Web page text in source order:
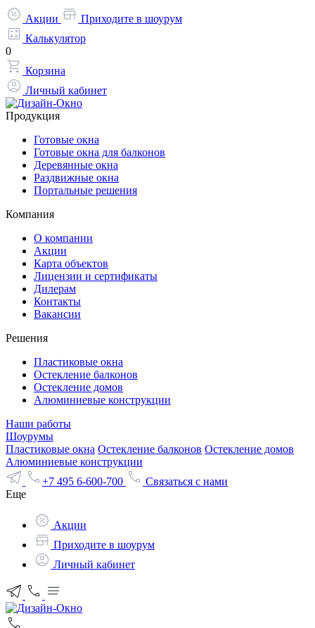
Акции
Приходите в шоурум
Калькулятор
0
Корзина
Личный кабинет
Продукция
Готовые окна
Готовые окна для балконов
Деревянные окна
Раздвижные окна
Портальные решения
Компания
О компании
Акции
Карта объектов
Лицензии и сертификаты
Дилерам
Контакты
Вакансии
Решения
Пластиковые окна
Остекление балконов
Остекление домов
Алюминиевые конструкции
Наши работы
Шоурумы
Пластиковые окна Остекление балконов Остекление домов
Алюминиевые конструкции
+7 495 6-600-700
Связаться с нами
Еще
Акции
Приходите в шоурум
Личный кабинет